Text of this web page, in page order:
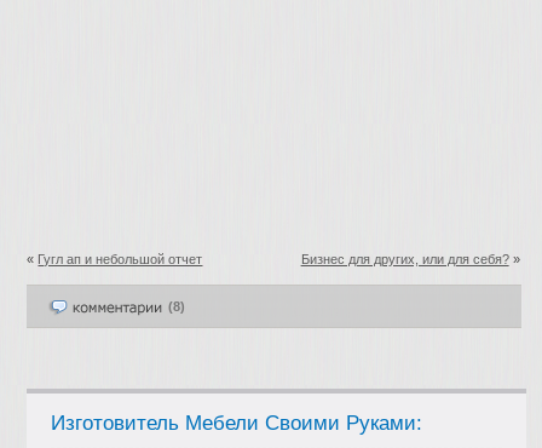
« Гугл ап и небольшой отчет Бизнес для других, или для себя?»
(8)
Изготовитель Мебели Своими Руками: